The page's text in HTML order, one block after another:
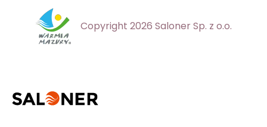
Copyright 2026 Saloner Sp. z o.o.